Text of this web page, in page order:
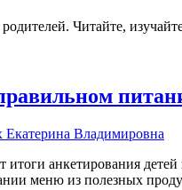
Читайте,
Екатерина Владимировна
анкетирования
меню из полезных